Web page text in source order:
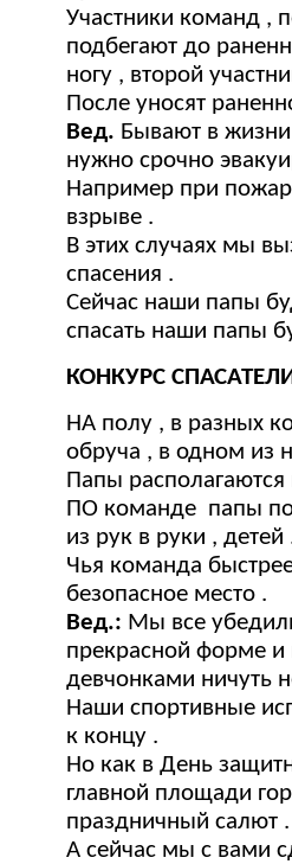
Участники команд ,
подбегают до
ногу , второй
После уносят
Вед. Бывают в жизни
нужно срочно
Например при
взрыве .
В этих случаях мы
спасения .
Сейчас наши папы
спасать наши папы
КОНКУРС СПАСАТЕЛИ
НА полу , в разных
обруча , в одном из
Папы
ПО команде папы
из рук в руки , детей
Чья команда
безопасное место .
Вед.: Мы все
прекрасной форме
девчонками ничуть
Наши спортивные
к концу .
Но как в День
главной площади
праздничный салют .
А сейчас мы с вами